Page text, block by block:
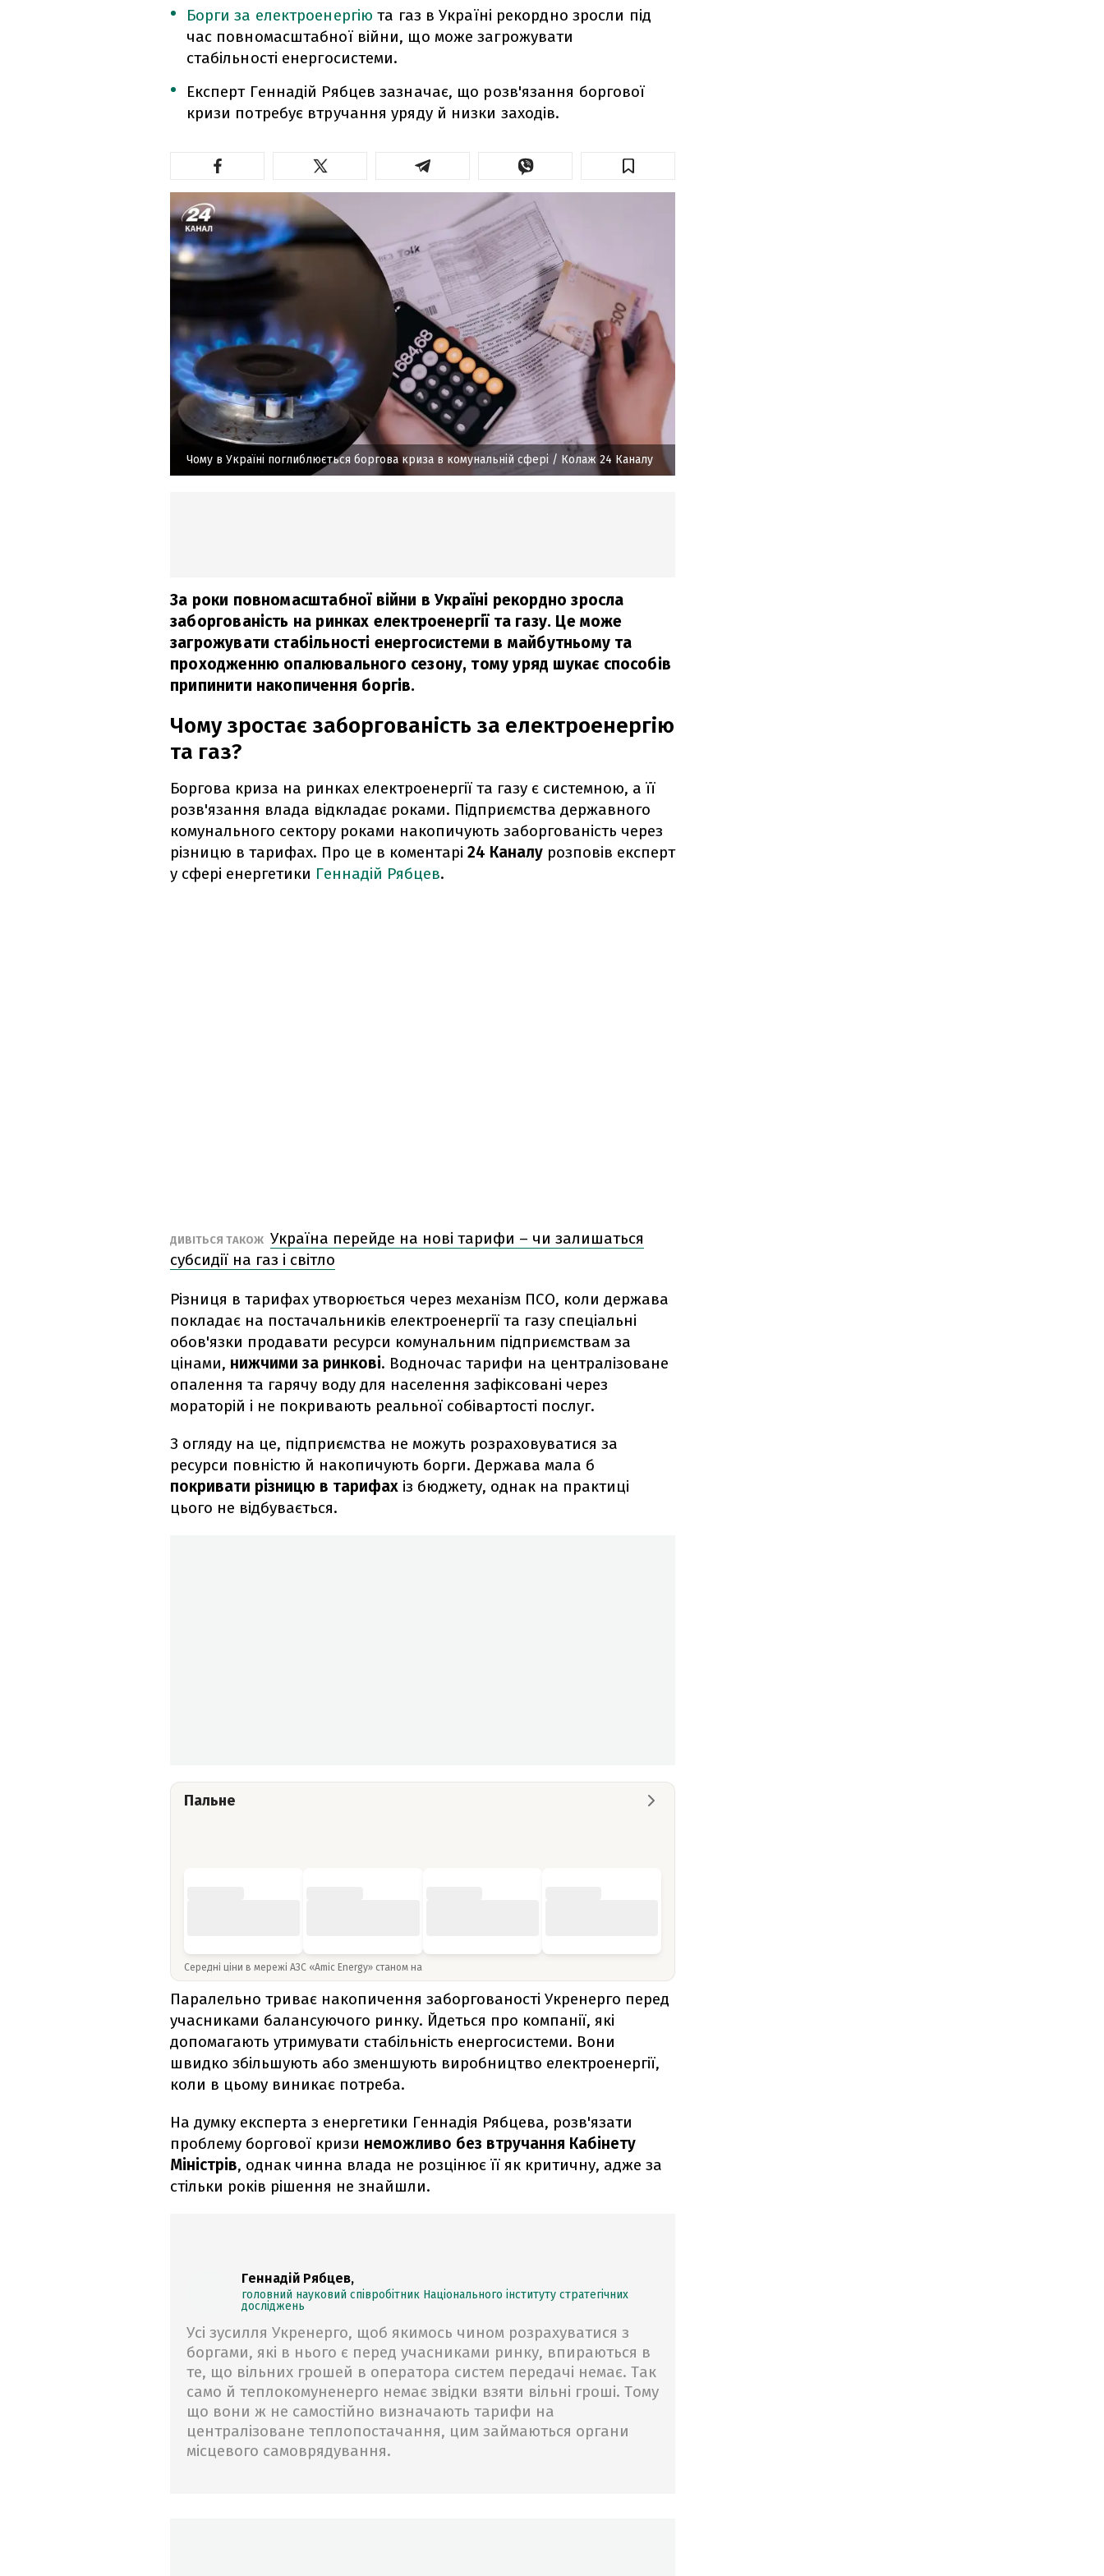
Борги за електроенергію та газ в Україні рекордно зросли під
час повномасштабної війни, що може загрожувати
стабільності енергосистеми.
Експерт Геннадій Рябцев зазначає, що розв'язання боргової
кризи потребує втручання уряду й низки заходів.
Чому в Україні поглиблюється боргова криза в комунальній сфері / Колаж 24 Каналу
За роки повномасштабної війни в Україні рекордно зросла
заборгованість на ринках електроенергії та газу. Це може
загрожувати стабільності енергосистеми в майбутньому та
проходженню опалювального сезону, тому уряд шукає способів
припинити накопичення боргів.
Чому зростає заборгованість за електроенергію
та газ?
Боргова криза на ринках електроенергії та газу є системною, а її
розв'язання влада відкладає роками. Підприємства державного
комунального сектору роками накопичують заборгованість через
різницю в тарифах. Про це в коментарі 24 Каналу розповів експерт
у сфері енергетики Геннадій Рябцев.
ДИВІТЬСЯ ТАКОЖ Україна перейде на нові тарифи – чи залишаться
субсидії на газ і світло
Різниця в тарифах утворюється через механізм ПСО, коли держава
покладає на постачальників електроенергії та газу спеціальні
обов'язки продавати ресурси комунальним підприємствам за
цінами, нижчими за ринкові. Водночас тарифи на централізоване
опалення та гарячу воду для населення зафіксовані через
мораторій і не покривають реальної собівартості послуг.
З огляду на це, підприємства не можуть розраховуватися за
ресурси повністю й накопичують борги. Держава мала б
покривати різницю в тарифах із бюджету, однак на практиці
цього не відбувається.
Пальне
Середні ціни в мережі АЗС «Amic Energy» станом на
Паралельно триває накопичення заборгованості Укренерго перед
учасниками балансуючого ринку. Йдеться про компанії, які
допомагають утримувати стабільність енергосистеми. Вони
швидко збільшують або зменшують виробництво електроенергії,
коли в цьому виникає потреба.
На думку експерта з енергетики Геннадія Рябцева, розв'язати
проблему боргової кризи неможливо без втручання Кабінету
Міністрів, однак чинна влада не розцінює її як критичну, адже за
стільки років рішення не знайшли.
Геннадій Рябцев,
головний науковий спів­робітник Національного ін­ституту стратегічних
досліджень
Усі зусилля Укренерго, щоб якимось чином розрахуватися з
боргами, які в нього є перед учасниками ринку, впираються в
те, що вільних грошей в оператора систем передачі немає. Так
само й теплокомуненерго немає звідки взяти вільні гроші. Тому
що вони ж не самостійно визначають тарифи на
централізоване теплопостачання, цим займаються органи
місцевого самоврядування.